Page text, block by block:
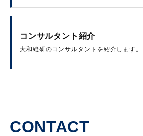
コンサルタント紹介
大和総研のコンサルタントを紹介します。
CONTACT